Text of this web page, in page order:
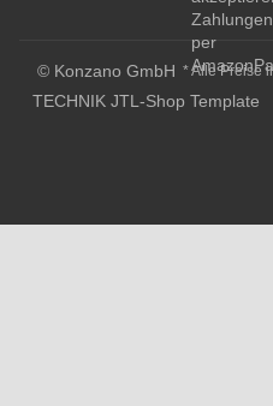
© Konzano GmbH * Alle Preise
TECHNIK JTL-Shop Template